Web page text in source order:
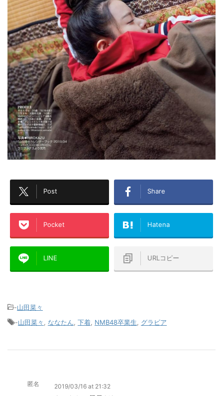
Post Share
Pocket Hatena
LINE URLコピー
-山田菜々
-山田菜々 , ななたん, 下着, NMB48卒業生, グラビア
匿名 2019/03/16 at 21:32